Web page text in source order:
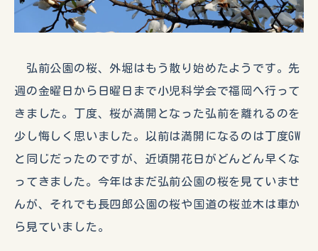
弘前公園の桜、外堀はもう散り始めたようです。先
週の金曜日から日曜日まで小児科学会で福岡へ行って
きました。丁度、桜が満開となった弘前を離れるのを
少し悔しく思いました。以前は満開になるのは丁度GW
と同じだったのですが、近頃開花日がどんどん早くな
ってきました。今年はまだ弘前公園の桜を見ていませ
んが、それでも長四郎公園の桜や国道の桜並木は車か
ら見ていました。